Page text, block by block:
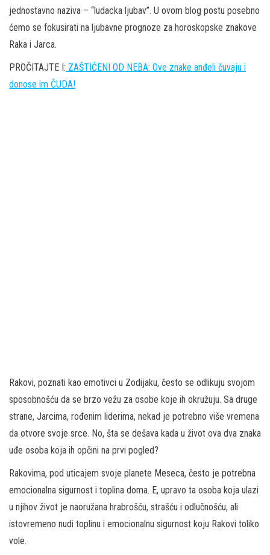
jednostavno naziva – “ludacka ljubav”. U ovom blog postu posebno
ćemo se fokusirati na ljubavne prognoze za horoskopske znakove
Raka i Jarca.
PROČITAJTE I: ZAŠTIĆENI OD NEBA: Ove znake anđeli čuvaju i
donose im ČUDA!
Rakovi, poznati kao emotivci u Zodijaku, često se odlikuju svojom
sposobnošću da se brzo vežu za osobe koje ih okružuju. Sa druge
strane, Jarcima, rođenim liderima, nekad je potrebno više vremena
da otvore svoje srce. No, šta se dešava kada u život ova dva znaka
uđe osoba koja ih opčini na prvi pogled?
Rakovima, pod uticajem svoje planete Meseca, često je potrebna
emocionalna sigurnost i toplina doma. E, upravo ta osoba koja ulazi
u njihov život je naoružana hrabrošću, strašću i odlučnošću, ali
istovremeno nudi toplinu i emocionalnu sigurnost koju Rakovi toliko
vole.